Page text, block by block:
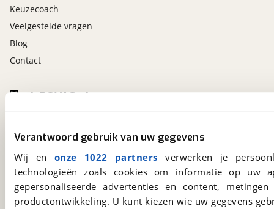
Verantwoord gebruik van uw gegevens
Wij en onze 1022 partners verwerken je
technologieën zoals cookies om informatie op
gepersonaliseerde advertenties en content,
productontwikkeling. U kunt kiezen wie uw gegevens
Keuzecoach
Veelgestelde vragen
Blog
Contact
viaBOVAG.nl
Kosterijland
15
3981 AJBunnik
viaBOVAG.nl app